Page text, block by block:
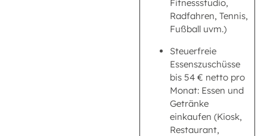
Fitnessstudio,
Radfahren, Tennis,
Fußball uvm.)
Steuerfreie
Essenszuschüsse
bis 54 € netto pro
Monat: Essen und
Getränke
einkaufen (Kiosk,
Restaurant,